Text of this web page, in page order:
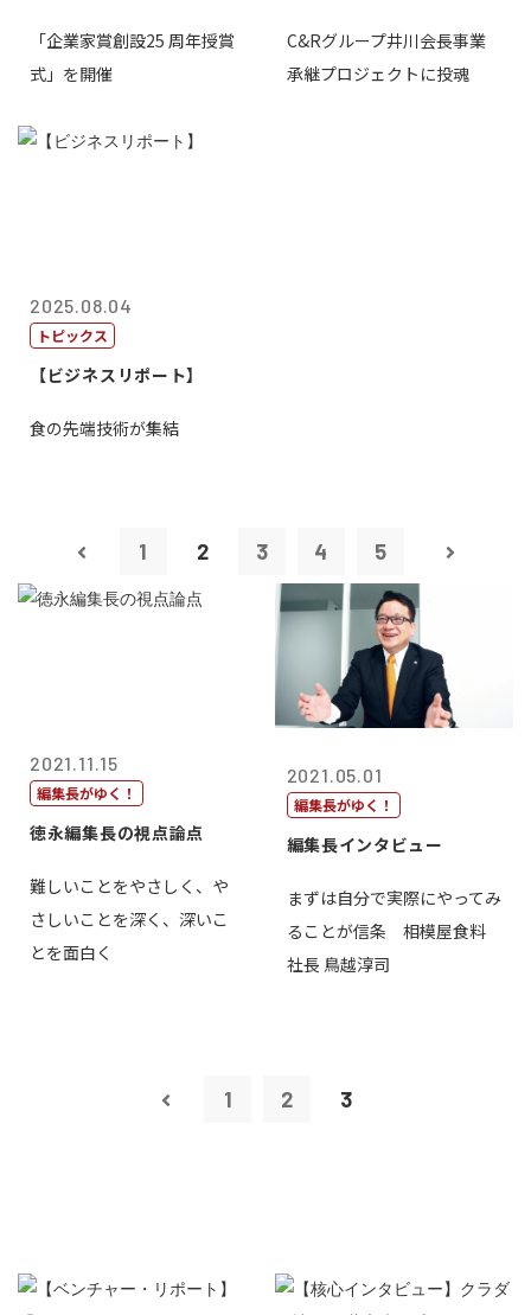
「企業家賞創設25 周年授賞
式」を開催
C&Rグループ井川会長事業
承継プロジェクトに投魂
2025.08.04
トピックス
【ビジネスリポート】
食の先端技術が集結
1 2 3 4 5
2021.11.15
編集長がゆく！
徳永編集長の視点論点
難しいことをやさしく、や
さしいことを深く、深いこ
とを面白く
2021.05.01
編集長がゆく！
編集長インタビュー
まずは自分で実際にやってみ
ることが信条 相模屋食料
社長 鳥越淳司
1 2 3